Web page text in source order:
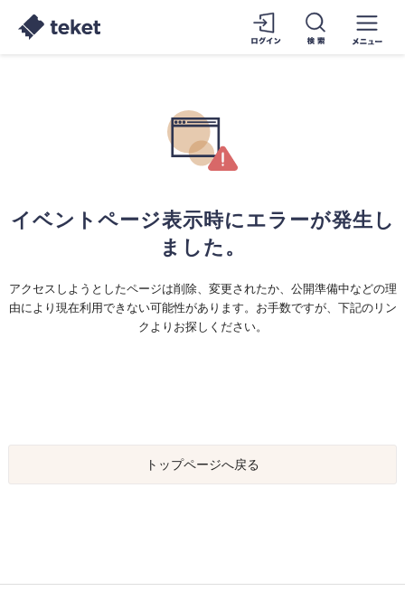
イベントページ表示時にエラーが発生し
ました。
アクセスしようとしたページは削除、変更されたか、公開準備中などの理
由により現在利用できない可能性があります。お手数ですが、下記のリン
クよりお探しください。
トップページへ戻る